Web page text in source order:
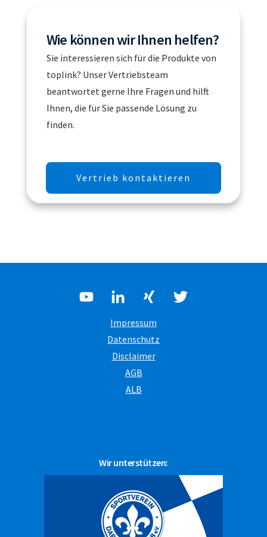
Wie können wir Ihnen helfen?
Sie interessieren sich für die Produkte von
toplink? Unser Vertriebsteam
beantwortet gerne Ihre Fragen und hilft
Ihnen, die für Sie passende Lösung zu
finden.
Vertrieb kontaktieren
Wir unterstützen:
Impressum
Datenschutz
Disclaimer
AGB
ALB